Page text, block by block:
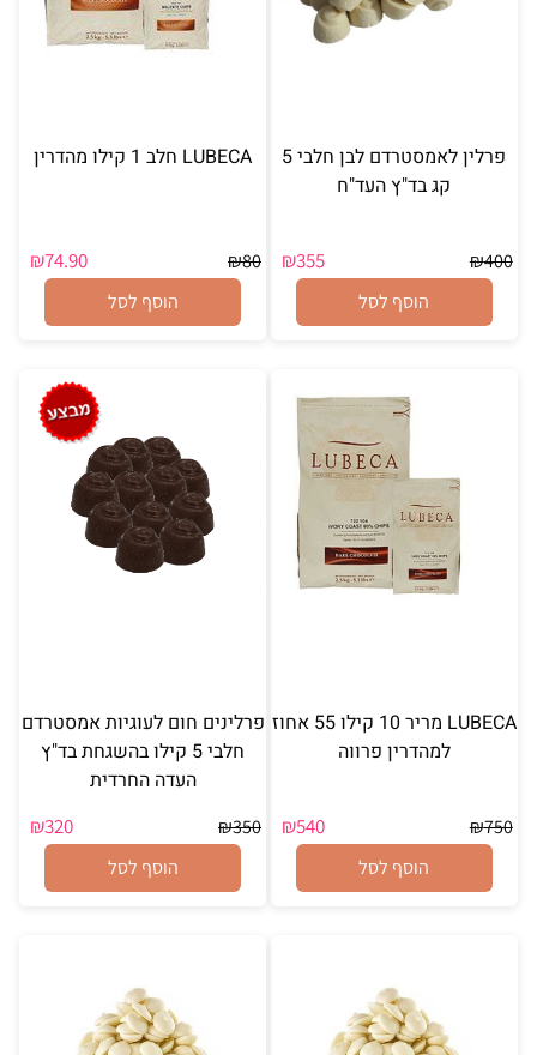
פרלין לאמסטרדם לבן חלבי 5
קג בד"ץ העד"ח
₪400
₪355
הוסף לסל
LUBECA חלב 1 קילו מהדרין
₪80
₪74.90
הוסף לסל
LUBECA מריר 10 קילו 55 אחוז
למהדרין פרווה
₪750
₪540
הוסף לסל
פרלינים חום לעוגיות אמסטרדם
חלבי 5 קילו בהשגחת בד"ץ
העדה החרדית
₪350
₪320
הוסף לסל